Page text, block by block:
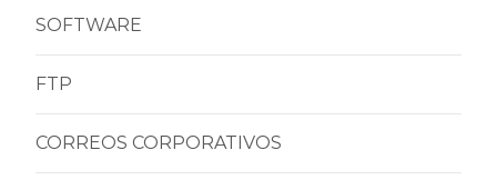
SOFTWARE
FTP
CORREOS CORPORATIVOS